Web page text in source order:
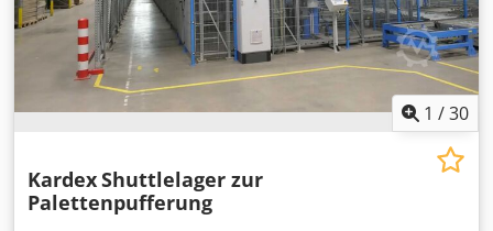
1 /30
KardexShuttlelager zur
Palettenpufferung